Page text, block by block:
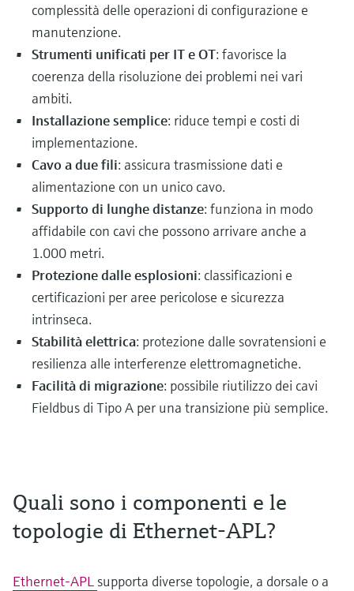
complessità delle operazioni di configurazione e
manutenzione.
Strumenti unificati per IT e OT: favorisce la
coerenza della risoluzione dei problemi nei vari
ambiti.
Installazione semplice: riduce tempi e costi di
implementazione.
Cavo a due fili: assicura trasmissione dati e
alimentazione con un unico cavo.
Supporto di lunghe distanze: funziona in modo
affidabile con cavi che possono arrivare anche a
1.000 metri.
Protezione dalle esplosioni: classificazioni e
certificazioni per aree pericolose e sicurezza
intrinseca.
Stabilità elettrica: protezione dalle sovratensioni e
resilienza alle interferenze elettromagnetiche.
Facilità di migrazione: possibile riutilizzo dei cavi
Fieldbus di Tipo A per una transizione più semplice.
Quali sono i componenti e le
topologie di Ethernet-APL?
Ethernet-APLsupporta diverse topologie, a dorsale o a